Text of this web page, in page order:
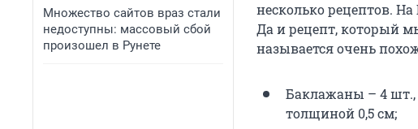
Множество сайтов враз стали
недоступны: массовый сбой
произошел в Рунете
несколько рецептов.
Да и рецепт, который
называется очень
Баклажаны – 4
толщиной 0,5 см;